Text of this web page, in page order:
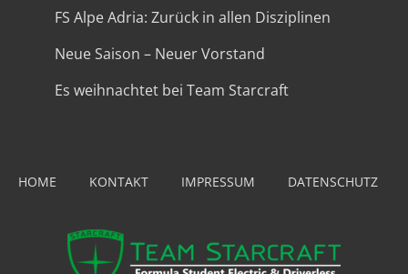
FS Alpe Adria: Zurück in allen Disziplinen
Neue Saison – Neuer Vorstand
Es weihnachtet bei Team Starcraft
HOME KONTAKT IMPRESSUM DATENSCHUTZ